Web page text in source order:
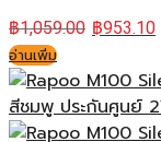
฿1,059.00 ฿953.10
อ่านเพิ่ม